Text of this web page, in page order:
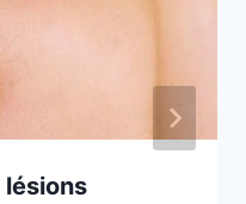
lésions